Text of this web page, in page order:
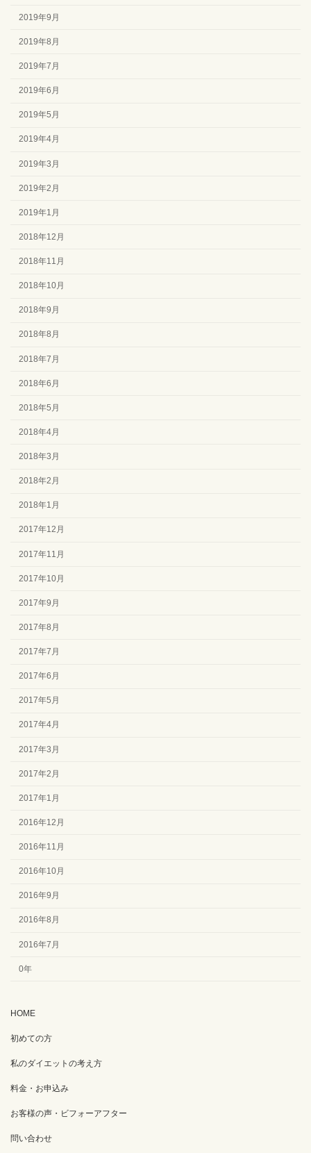
2019年9月
2019年8月
2019年7月
2019年6月
2019年5月
2019年4月
2019年3月
2019年2月
2019年1月
2018年12月
2018年11月
2018年10月
2018年9月
2018年8月
2018年7月
2018年6月
2018年5月
2018年4月
2018年3月
2018年2月
2018年1月
2017年12月
2017年11月
2017年10月
2017年9月
2017年8月
2017年7月
2017年6月
2017年5月
2017年4月
2017年3月
2017年2月
2017年1月
2016年12月
2016年11月
2016年10月
2016年9月
2016年8月
2016年7月
0年
HOME
初めての方
私のダイエットの考え方
料金・お申込み
お客様の声・ビフォーアフター
問い合わせ